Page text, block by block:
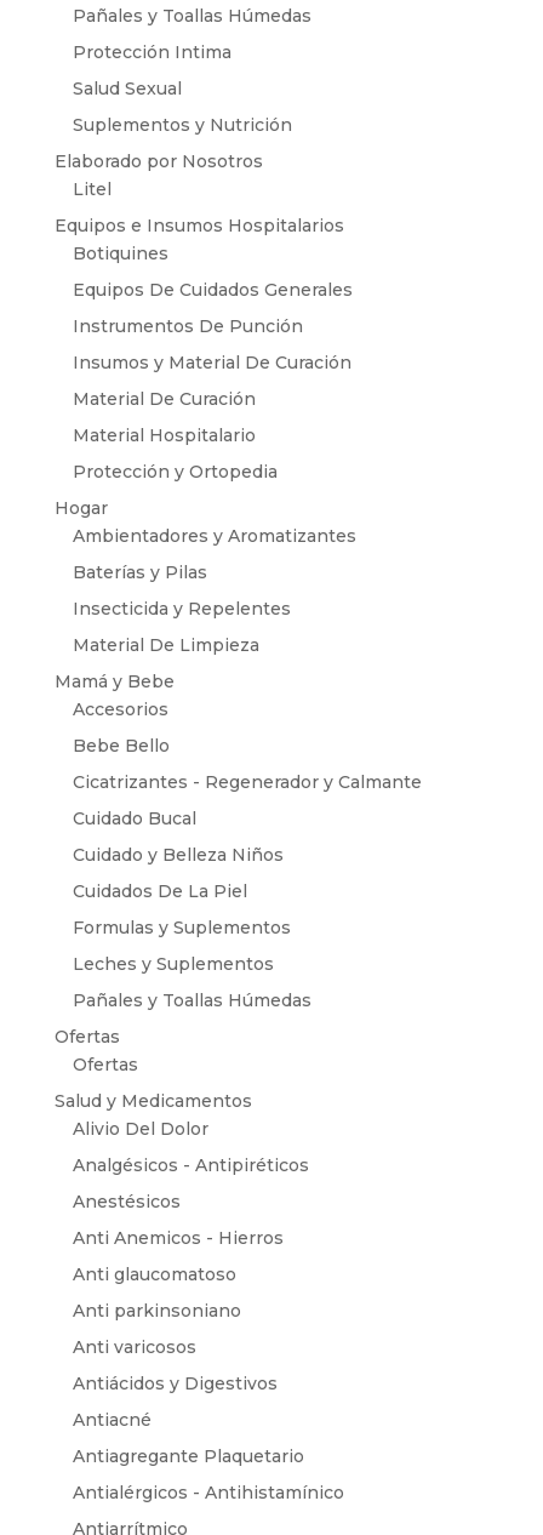
Pañales y Toallas Húmedas
Protección Intima
Salud Sexual
Suplementos y Nutrición
Elaborado por Nosotros
Litel
Equipos e Insumos Hospitalarios
Botiquines
Equipos De Cuidados Generales
Instrumentos De Punción
Insumos y Material De Curación
Material De Curación
Material Hospitalario
Protección y Ortopedia
Hogar
Ambientadores y Aromatizantes
Baterías y Pilas
Insecticida y Repelentes
Material De Limpieza
Mamá y Bebe
Accesorios
Bebe Bello
Cicatrizantes - Regenerador y Calmante
Cuidado Bucal
Cuidado y Belleza Niños
Cuidados De La Piel
Formulas y Suplementos
Leches y Suplementos
Pañales y Toallas Húmedas
Ofertas
Ofertas
Salud y Medicamentos
Alivio Del Dolor
Analgésicos - Antipiréticos
Anestésicos
Anti Anemicos - Hierros
Anti glaucomatoso
Anti parkinsoniano
Anti varicosos
Antiácidos y Digestivos
Antiacné
Antiagregante Plaquetario
Antialérgicos - Antihistamínico
Antiarrítmico